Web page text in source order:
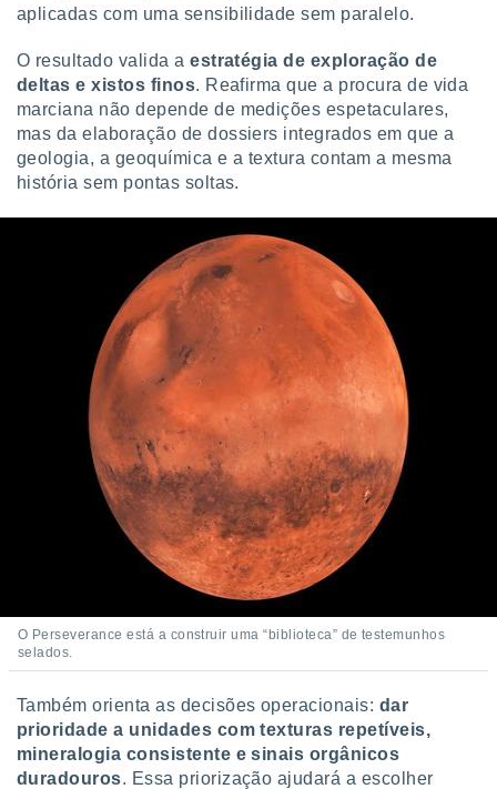
aplicadas com uma sensibilidade sem paralelo.
O resultado valida aestratégia de exploração de
deltas e xistos finos. Reafirma que a procura de vida
marciana não depende de medições espetaculares,
mas da elaboração de dossiers integrados em que a
geologia, a geoquímica e a textura contam a mesma
história sem pontas soltas.
O Perseverance está a construir uma “biblioteca” de testemunhos
selados.
Também orienta as decisões operacionais: dar
prioridade a unidades com texturas repetíveis,
mineralogia consistente e sinais orgânicos
duradouros. Essa priorização ajudará a escolher